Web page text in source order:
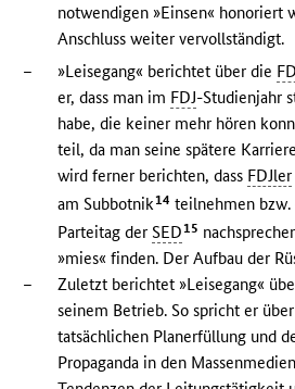
notwendigen »Einsen« honoriert
Anschluss weiter vervollständigt.
–
»Leisegang« berichtet über die
er, dass man im FDJ-Studienjahr
habe, die keiner mehr hören
teil, da man seine spätere
wird ferner berichten, dass FDJler
am Subbotnik14 teilnehmen bzw.
Parteitag derSED15
»mies« finden. Der Aufbau der
–
Zuletzt berichtet »Leisegang«
seinem Betrieb. So spricht er
tatsächlichen Planerfüllung und
Propaganda in den